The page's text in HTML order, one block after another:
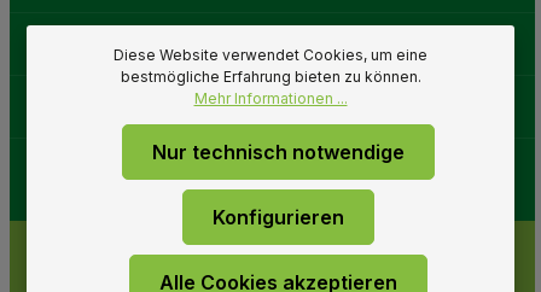
GartenweltDiese Website verwendet Cookies, um eine
bestmögliche Erfahrung bieten zu können.
Mehr Informationen ...
Nur technisch notwendige
Konfigurieren
Alle Cookies akzeptieren